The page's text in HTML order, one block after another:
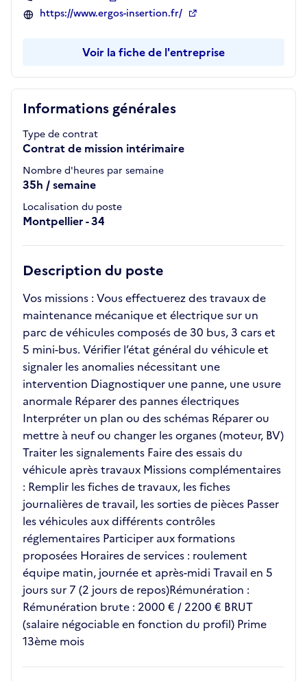
Informations générales
Type de contrat
Contrat de mission intérimaire
Nombre d'heures par semaine
35h / semaine
Localisation du poste
Montpellier - 34
Description du poste
Vos missions : Vous effectuerez des travaux de
maintenance mécanique et électrique sur un
parc de véhicules composés de 30 bus, 3 cars et
5 mini-bus. Vérifier l’état général du véhicule et
signaler les anomalies nécessitant une
intervention Diagnostiquer une panne, une usure
anormale Réparer des pannes électriques
Interpréter un plan ou des schémas Réparer ou
mettre à neuf ou changer les organes (moteur, BV)
Traiter les signalements Faire des essais du
véhicule après travaux Missions complémentaires
: Remplir les fiches de travaux, les fiches
journalières de travail, les sorties de pièces Passer
les véhicules aux différents contrôles
réglementaires Participer aux formations
proposées Horaires de services : roulement
équipe matin, journée et après-midi Travail en 5
jours sur 7 (2 jours de repos)Rémunération :
Rémunération brute : 2000 € / 2200 € BRUT
(salaire négociable en fonction du profil) Prime
13ème mois
Copier
https://www.ergos-insertion.fr/
Voir la fiche de l'entreprise